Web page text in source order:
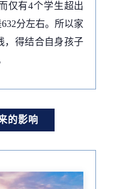
仅有4个学生超出
分左右。所以家
，得结合自身孩子
的影响